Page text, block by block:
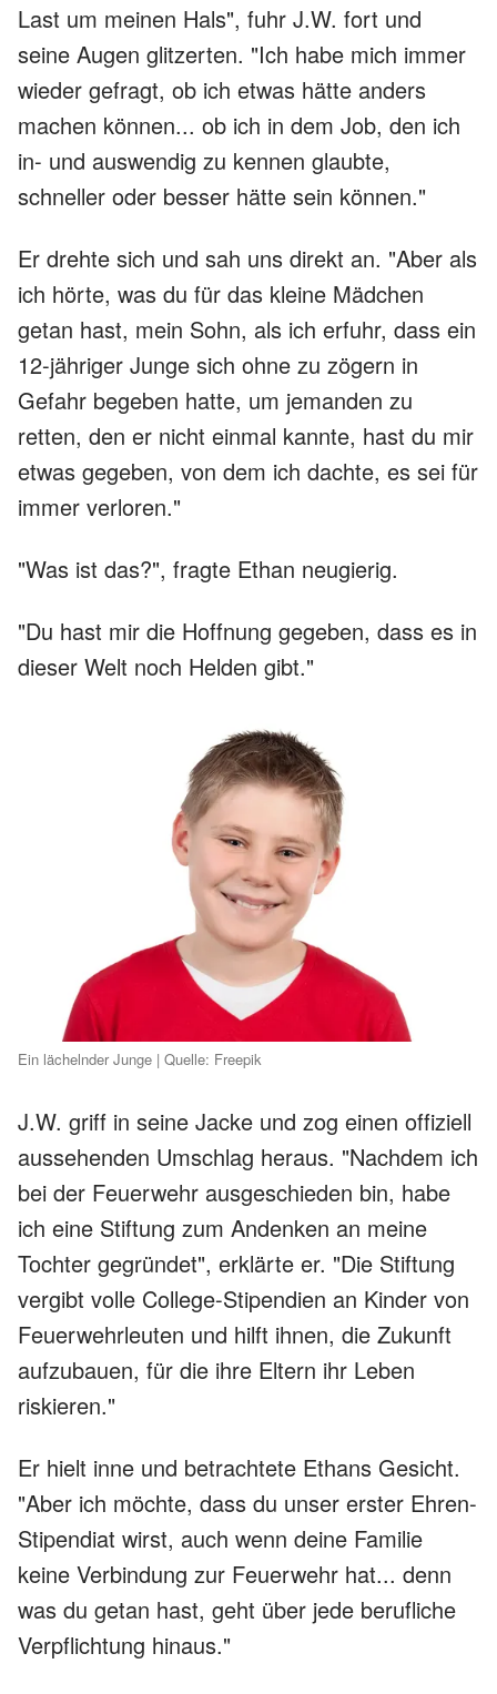
Last um meinen Hals", fuhr J.W. fort und
seine Augen glitzerten. "Ich habe mich immer
wieder gefragt, ob ich etwas hätte anders
machen können... ob ich in dem Job, den ich
in- und auswendig zu kennen glaubte,
schneller oder besser hätte sein können."
Er drehte sich und sah uns direkt an. "Aber als
ich hörte, was du für das kleine Mädchen
getan hast, mein Sohn, als ich erfuhr, dass ein
12-jähriger Junge sich ohne zu zögern in
Gefahr begeben hatte, um jemanden zu
retten, den er nicht einmal kannte, hast du mir
etwas gegeben, von dem ich dachte, es sei für
immer verloren."
"Was ist das?", fragte Ethan neugierig.
"Du hast mir die Hoffnung gegeben, dass es in
dieser Welt noch Helden gibt."
Ein lächelnder Junge | Quelle: Freepik
J.W. griff in seine Jacke und zog einen offiziell
aussehenden Umschlag heraus. "Nachdem ich
bei der Feuerwehr ausgeschieden bin, habe
ich eine Stiftung zum Andenken an meine
Tochter gegründet", erklärte er. "Die Stiftung
vergibt volle College-Stipendien an Kinder von
Feuerwehrleuten und hilft ihnen, die Zukunft
aufzubauen, für die ihre Eltern ihr Leben
riskieren."
Er hielt inne und betrachtete Ethans Gesicht.
"Aber ich möchte, dass du unser erster Ehren-
Stipendiat wirst, auch wenn deine Familie
keine Verbindung zur Feuerwehr hat... denn
was du getan hast, geht über jede berufliche
Verpflichtung hinaus."